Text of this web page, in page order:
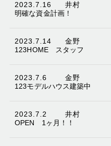
2023.7.16
井村
明確な資金計画！
2023.7.14
金野
123HOME スタッフ
2023.7.6
金野
123モデルハウス建築中
2023.7.2
井村
OPEN 1ヶ月！！